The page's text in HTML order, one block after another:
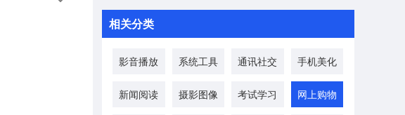
相关分类
影音播放 系统工具 通讯社交 手机美化
新闻阅读 摄影图像 考试学习 网上购物